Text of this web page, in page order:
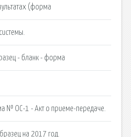
(форма
- бланк - форма
№ ОС-1 - Акт о приеме-передаче.
на 2017 год.